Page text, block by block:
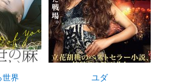
世界 ユダ